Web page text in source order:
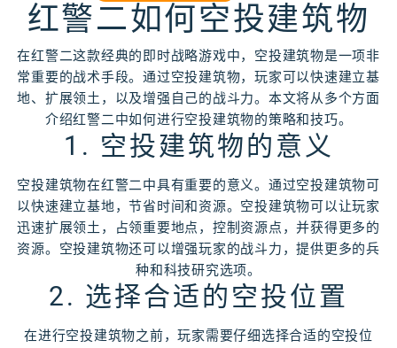
红警二如何空投建筑物
在红警二这款经典的即时战略游戏中，空投建筑物是一项非
常重要的战术手段。通过空投建筑物，玩家可以快速建立基
地、扩展领土，以及增强自己的战斗力。本文将从多个方面
介绍红警二中如何进行空投建筑物的策略和技巧。
1. 空投建筑物的意义
空投建筑物在红警二中具有重要的意义。通过空投建筑物可
以快速建立基地，节省时间和资源。空投建筑物可以让玩家
迅速扩展领土，占领重要地点，控制资源点，并获得更多的
资源。空投建筑物还可以增强玩家的战斗力，提供更多的兵
种和科技研究选项。
2. 选择合适的空投位置
在进行空投建筑物之前，玩家需要仔细选择合适的空投位